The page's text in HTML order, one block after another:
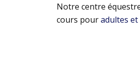
Notre centre
cours pouradultes